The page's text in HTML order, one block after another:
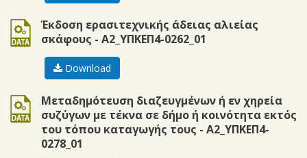
Έκδοση ερασιτεχνικής άδειας αλιείας
σκάφους - Α2_ΥΠΚΕΠ4-0262_01
doc
Download
Μεταδημότευση διαζευγμένων ή εν χηρεία
συζύγων με τέκνα σε δήμο ή κοινότητα εκτός
του τόπου καταγωγής τους - Α2_ΥΠΚΕΠ4-
0278_01
doc